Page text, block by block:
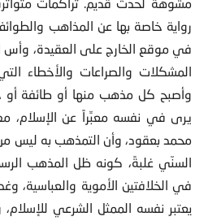
رواية خاصة بها عن المذاهب
في موقع الخارج على العقيدة، وأس
المشكلات والصراعات والأخطاء
وأصبح كل مذهب منها أو طائفة أو
يرى في نفسه معبِّراً عن الإسلام،
محمد بعقود، وأن التمذهب به ليس
السنّي غلبةً، كونه ظل المذهب
في الخلافتين الأموية والعباسية،
يعتبر نفسه الممثل الشرعي
خوارج عليه، مع أنها لم تخرج